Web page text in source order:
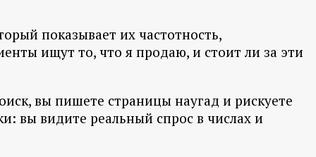
показывает их частотность,
ищут то, что я продаю, и стоит ли за эти
вы пишете страницы наугад и рискуете
вы видите реальный спрос в числах и